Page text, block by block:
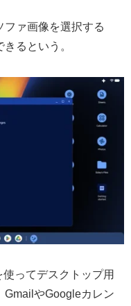
ァ画像を選択する
るという。
使ってデスクトップ用
GmailやGoogleカレン